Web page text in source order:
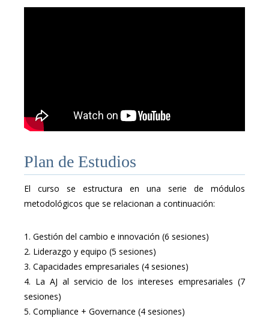
Plan de Estudios
El curso se estructura en una serie de módulos
metodológicos que se relacionan a continuación:
1. Gestión del cambio e innovación (6 sesiones)
2. Liderazgo y equipo (5 sesiones)
3. Capacidades empresariales (4 sesiones)
4. La AJ al servicio de los intereses empresariales (7
sesiones)
5. Compliance + Governance (4 sesiones)